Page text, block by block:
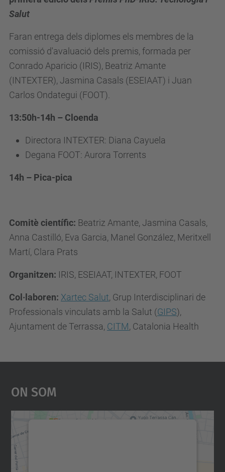
Salut
Faran entrega dels diplomes els membres de la
comissió d'avaluació dels premis, formada per
Conrado Aparicio (IRIS), Beatriz Amante
(INTEXTER), Jasmina Casals (ESEIAAT) i Juan
Carlos Ondategui (FOOT).
13:50h-14h – Cloenda
Directora INTEXTER: Diana Cayuela
Degana FOOT: Aurora Torrents
14h – Pica-pica
Comitè científic: Beatriz Amante, Jasmina Casals,
Anna Castilló, Eva Garcia, Manel González, Meritxell
Martí, Clara Prats
Organitzen: IRIS, ESEIAAT, INTEXTER, FOOT
Col·laboren: Xartec Salut, Grup Interdisciplinari de
Professionals vinculats amb la Salut (GIPS),
Ajuntament de Terrassa, CITM, Catalonia Health
On Som